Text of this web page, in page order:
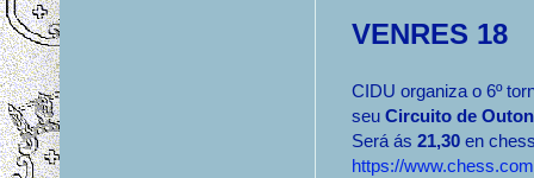
VENRES 18
CIDU organiza o 6º
seu Circuito de
Será ás 21,30 en
https://